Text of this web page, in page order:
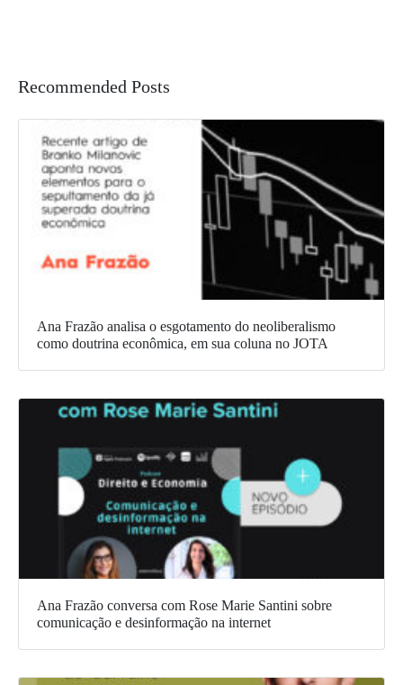
Recommended Posts
Ana Frazão analisa o esgotamento do neoliberalismo
como doutrina econômica, em sua coluna no JOTA
Ana Frazão conversa com Rose Marie Santini sobre
comunicação e desinformação na internet